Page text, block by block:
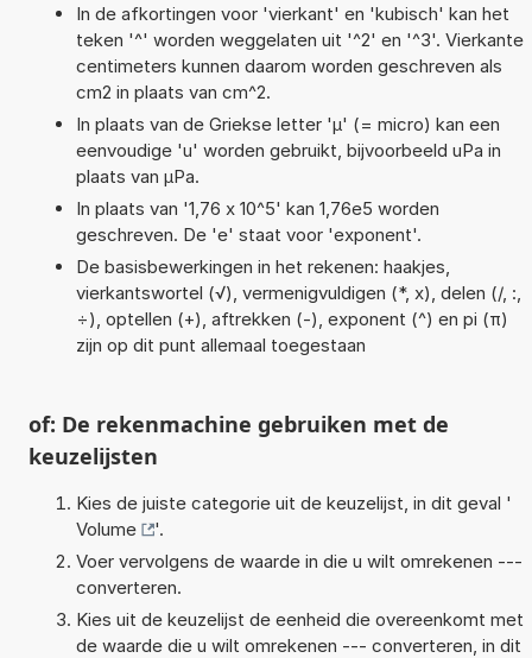
In de afkortingen voor 'vierkant' en 'kubisch' kan het
teken '^' worden weggelaten uit '^2' en '^3'. Vierkante
centimeters kunnen daarom worden geschreven als
cm2 in plaats van cm^2.
In plaats van de Griekse letter 'µ' (= micro) kan een
eenvoudige 'u' worden gebruikt, bijvoorbeeld uPa in
plaats van µPa.
In plaats van '1,76 x 10^5' kan 1,76e5 worden
geschreven. De 'e' staat voor 'exponent'.
De basisbewerkingen in het rekenen: haakjes,
vierkantswortel (√), vermenigvuldigen (*, x), delen (/, :,
÷), optellen (+), aftrekken (-), exponent (^) en pi (π)
zijn op dit punt allemaal toegestaan
of: De rekenmachine gebruiken met de
keuzelijsten
Kies de juiste categorie uit de keuzelijst, in dit geval '
Volume
'.
Voer vervolgens de waarde in die u wilt omrekenen ---
converteren.
Kies uit de keuzelijst de eenheid die overeenkomt met
de waarde die u wilt omrekenen --- converteren, in dit